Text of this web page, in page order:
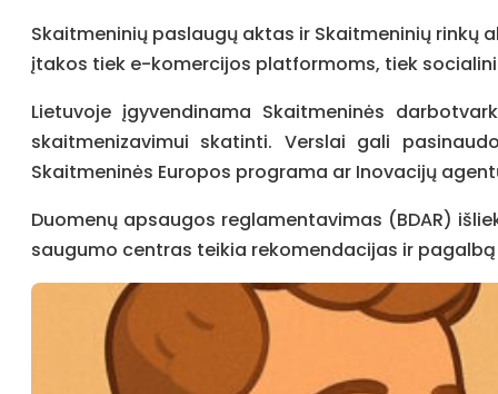
Skaitmeninių paslaugų aktas ir Skaitmeninių
įtakos tiek e-komercijos platformoms, tiek
Lietuvoje įgyvendinama Skaitmeninės
skaitmenizavimui skatinti. Verslai gali
Skaitmeninės Europos programa ar Inovacijų
Duomenų apsaugos reglamentavimas (BDAR)
saugumo centras teikia rekomendacijas ir